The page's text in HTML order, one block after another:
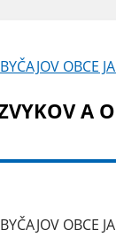
OBCE
A
OBCE